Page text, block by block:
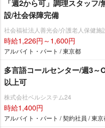
「週2から可」調理スタッフ
設/社会保障完備
社会福祉法人善光会/介護老人保健施
時給1,226円～1,600円
アルバイト・パート / 東京都
多言語コールセンター/週3～
以上可
株式会社ベルシステム24
時給1,400円
アルバイト・パート / 契約社員 / 東京